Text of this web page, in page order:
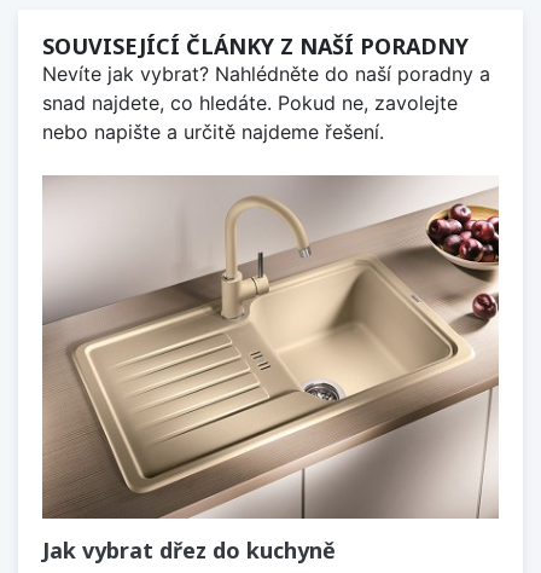
SOUVISEJÍCÍ ČLÁNKY Z NAŠÍ PORADNY
Nevíte jak vybrat? Nahlédněte do naší poradny a
snad najdete, co hledáte. Pokud ne, zavolejte
nebo napište a určitě najdeme řešení.
Jak vybrat dřez do kuchyně